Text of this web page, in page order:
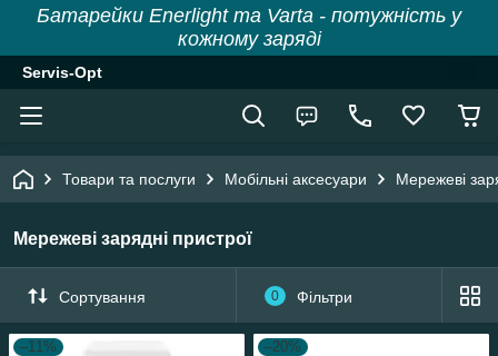
Батарейки Enerlight та Varta - потужність у
кожному заряді
Servis-Opt
Товари та послуги Мобільні аксесуари Мережеві
Мережеві зарядні пристрої
Сортування 0 Фільтри
–11% –20%